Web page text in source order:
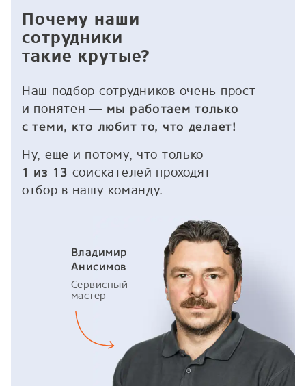
Почему наши
сотрудники
такие крутые?
Наш подбор сотрудников очень прост
и понятен — мы работаем только
с теми, кто любит то, что делает!
Ну, ещё и потому, что только
1 из 13 соискателей проходят
отбор в нашу команду.
Владимир
Анисимов
Сервисный
мастер